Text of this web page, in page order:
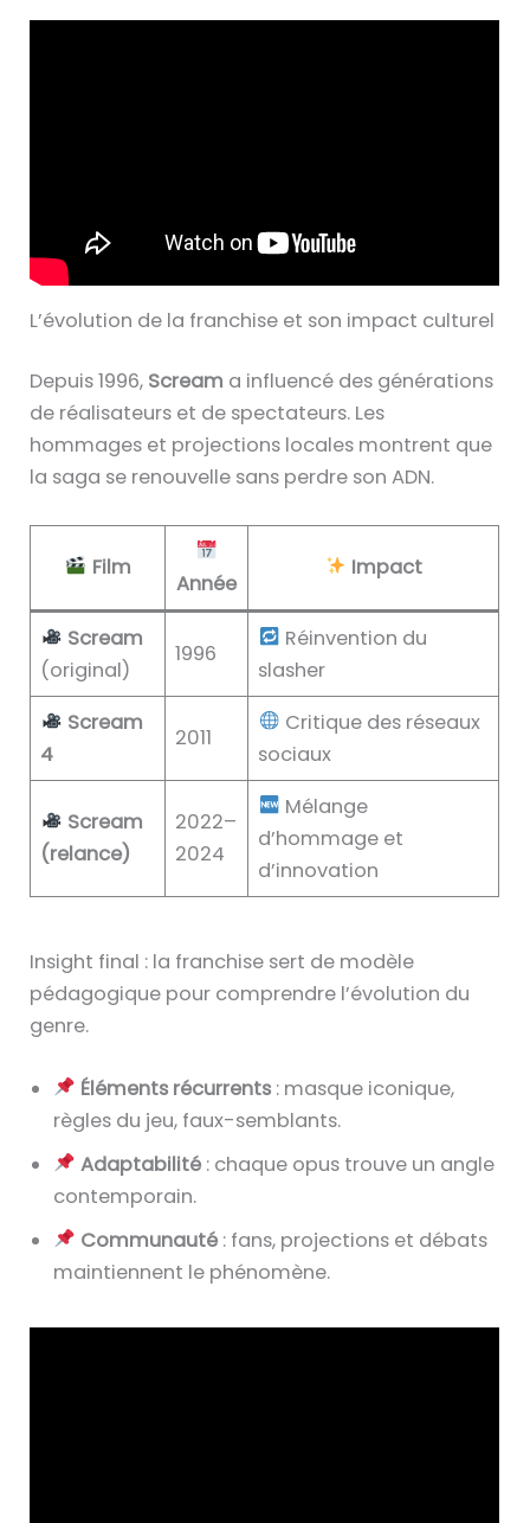
L’évolution de la franchise et son impact culturel
Depuis 1996, Scream a influencé des générations
de réalisateurs et de spectateurs. Les
hommages et projections locales montrent que
la saga se renouvelle sans perdre son ADN.
Film
Année
Impact
Scream
(original)
1996
Réinvention du
slasher
Scream
4
2011
Critique des réseaux
sociaux
Scream
(relance)
2022–
2024
Mélange
d’hommage et
d’innovation
Insight final : la franchise sert de modèle
pédagogique pour comprendre l’évolution du
genre.
Éléments récurrents: masque iconique,
règles du jeu, faux-semblants.
Adaptabilité: chaque opus trouve un angle
contemporain.
Communauté: fans, projections et débats
maintiennent le phénomène.